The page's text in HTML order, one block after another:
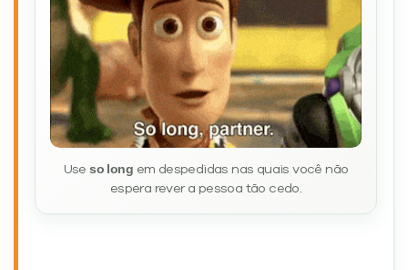
Useso long em despedidas nas quais você não
espera rever a pessoa tão cedo.